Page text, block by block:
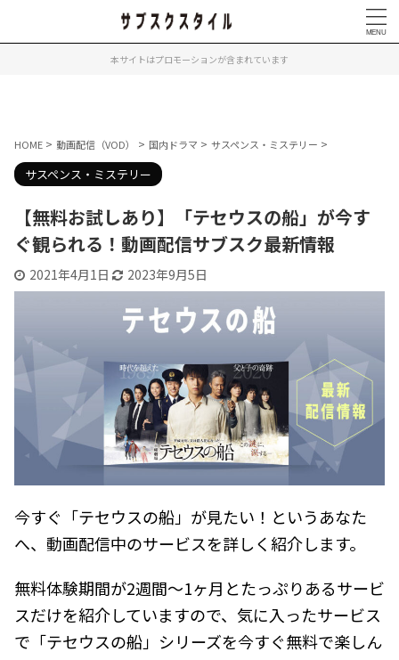
本サイトはプロモーションが含まれています
HOME > 動画配信（VOD） > 国内ドラマ > サスペンス・ミステリー >
サスペンス・ミステリー
【無料お試しあり】「テセウスの船」が今す
ぐ観られる！動画配信サブスク最新情報
2021年4月1日 2023年9月5日
今すぐ「テセウスの船」が見たい！というあなた
へ、動画配信中のサービスを詳しく紹介します。
無料体験期間が2週間～1ヶ月とたっぷりあるサービ
スだけを紹介していますので、気に入ったサービス
で「テセウスの船」シリーズを今すぐ無料で楽しん